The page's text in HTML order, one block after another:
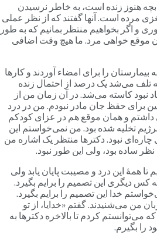
هنوز زنده است، به خاطر نرسیدن
مرده است. آنها گفتند که از نظر عملی
و اگر بخواهیم منتظر بمانیم که به طور
آن موقع خواهی مرد. ما هیچ وقت اضافی
را برای امضاء آوردند و کارها
تلف می‌شد یک درصد از احتمال زنده
نبود کاسته می‌شد. در آن زمان من از
حقظ جان مادر نبودم. من در درد
و همان موقع هم در عزای کودکم
تخلیه شده بود. من نمی‌خواستم این
نبود. دکترها منتظر یک اشاره من
ساده بود، ولی این طور نبود.
همۀ این درد و مصیبت پایان یابد ولی
دیگری این تصمیم را برایم بگیرد.
خدا این تصمیم را برایم بگیرد.
من می‌شنیدند. گفتم «خدایا، از تو
کردم تا بالاخره دکترها به
را بگیرم.